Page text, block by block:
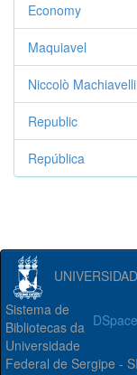
Economy
Maquiavel
Niccolò Machiavelli
Republic
República
Sistema de
Bibliotecas da
Universidade
Federal de Sergipe -